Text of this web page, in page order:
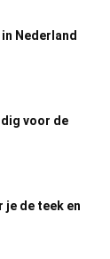
Nederland
voor de
je de teek en